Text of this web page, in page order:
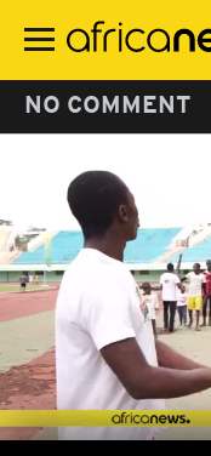
contenu
NO COMMENT